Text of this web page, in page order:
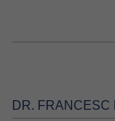
DR. FRANCESC